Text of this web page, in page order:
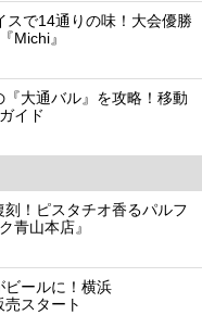
スで14通りの味！大会優勝
Michi』
『大通バル』を攻略！移動
イド
！ピスタチオ香るパルフ
青山本店』
ビールに！横浜
売スタート